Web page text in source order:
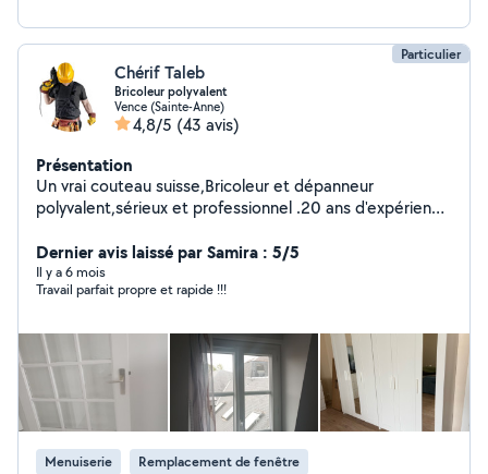
Particulier
Chérif Taleb
Bricoleur polyvalent
Vence (Sainte-Anne)
4,8/5 (43 avis)
Présentation
Un vrai couteau suisse,Bricoleur et dépanneur
polyvalent,sérieux et professionnel .20 ans d'expérience
plâtre et peinture pose porte luminaires jardinage
Dernier avis laissé par Samira : 5/5
Il y a 6 mois
Travail parfait propre et rapide !!!
Menuiserie Remplacement de fenêtre